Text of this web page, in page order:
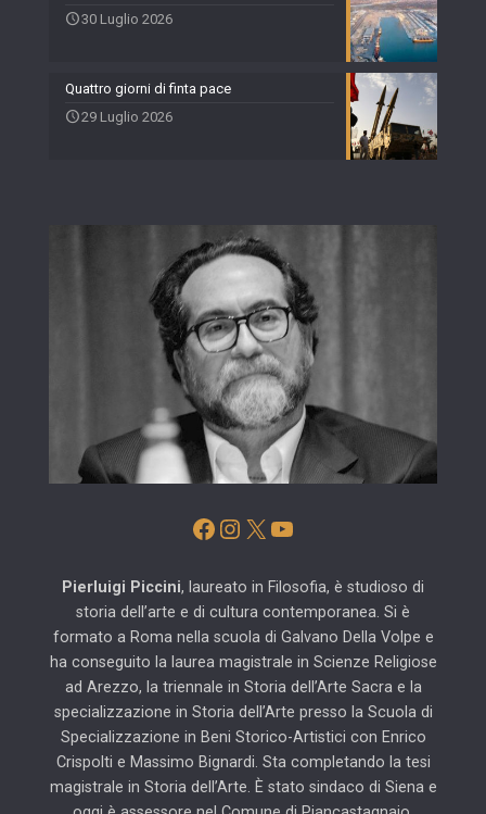
30 Luglio 2026
Quattro giorni di finta pace
29 Luglio 2026
Facebook
Instagram
X YouTube
Pierluigi Piccini, laureato in Filosofia, è studioso di
storia dell’arte e di cultura contemporanea. Si è
formato a Roma nella scuola di Galvano Della Volpe e
ha conseguito la laurea magistrale in Scienze Religiose
ad Arezzo, la triennale in Storia dell’Arte Sacra e la
specializzazione in Storia dell’Arte presso la Scuola di
Specializzazione in Beni Storico-Artistici con Enrico
Crispolti e Massimo Bignardi. Sta completando la tesi
magistrale in Storia dell’Arte. È stato sindaco di Siena e